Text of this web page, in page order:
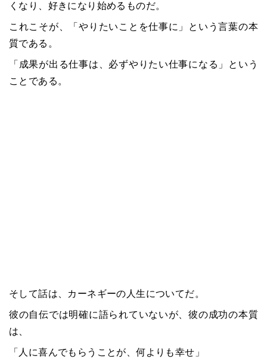
くなり、好きになり始めるものだ。
これこそが、「やりたいことを仕事に」という言葉の本
質である。
「成果が出る仕事は、必ずやりたい仕事になる」という
ことである。
そして話は、カーネギーの人生についてだ。
彼の自伝では明確に語られていないが、彼の成功の本質
は、
「人に喜んでもらうことが、何よりも幸せ」